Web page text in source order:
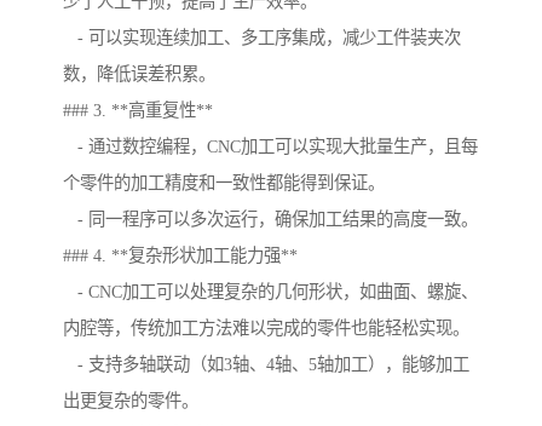
- 可以实现连续加工、多工序集成，减少工件装夹次
数，降低误差积累。
### 3. **高重复性**
- 通过数控编程，CNC加工可以实现大批量生产，且每
个零件的加工精度和一致性都能得到保证。
- 同一程序可以多次运行，确保加工结果的高度一致。
### 4. **复杂形状加工能力强**
- CNC加工可以处理复杂的几何形状，如曲面、螺旋、
内腔等，传统加工方法难以完成的零件也能轻松实现。
- 支持多轴联动（如3轴、4轴、5轴加工），能够加工
出更复杂的零件。